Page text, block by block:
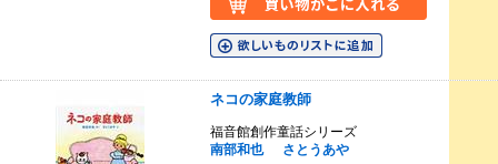
ネコの家庭教師
福音館創作童話シリーズ
南部和也
さとうあや